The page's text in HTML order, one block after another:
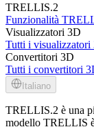
TRELLIS.2
Funzionalità
Visualizzatori 3D
Tutti i visualizzatori
Convertitori 3D
Tutti i convertitori
Italiano
TRELLIS.2 è una
modello TRELLIS